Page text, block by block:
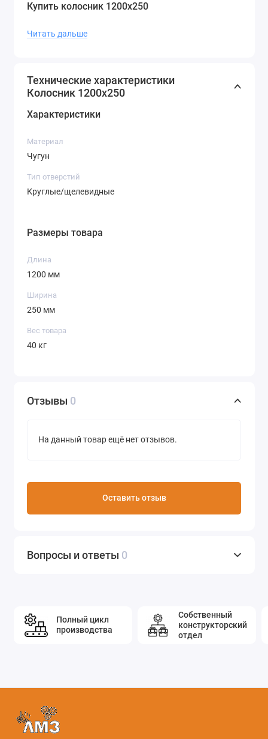
Купить колосник 1200х250
продаж по телефону:
Читать дальше
Технические характеристики
Колосник 1200х250
Характеристики
Материал
Чугун
Тип отверстий
Круглые/щелевидные
Размеры товара
Длина
1200 мм
Ширина
250 мм
Вес товара
40 кг
Отзывы 0
На данный товар ещё нет отзывов.
Оставить отзыв
Вопросы и ответы 0
Полный цикл
производства
Собственный
конструкторский
отдел